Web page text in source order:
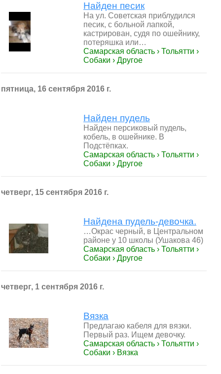
Найден песик
На ул. Советская приблудился
песик, с больной лапкой,
кастрирован, судя по ошейнику,
потеряшка или…
Самарская область › Тольятти ›
Собаки › Другое
пятница, 16 сентября 2016 г.
Найден пудель
Найден персиковый пудель,
кобель, в ошейнике. В
Подстёпках.
Самарская область › Тольятти ›
Собаки › Другое
четверг, 15 сентября 2016 г.
Найдена пудель-девочка.
…Окрас черный, в Центральном
районе у 10 школы (Ушакова 46)
Самарская область › Тольятти ›
Собаки › Другое
четверг, 1 сентября 2016 г.
Вязка
Предлагаю кабеля для вязки.
Первый раз. Ищем девочку.
Самарская область › Тольятти ›
Собаки › Вязка